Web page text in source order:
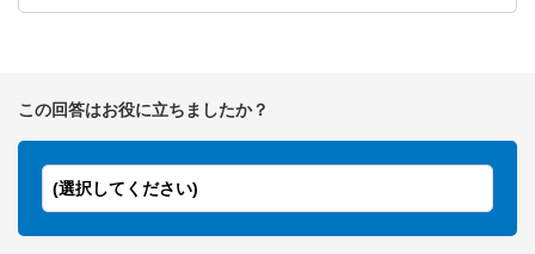
この回答はお役に立ちましたか？
(選択してください)